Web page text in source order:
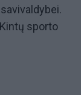
sporto